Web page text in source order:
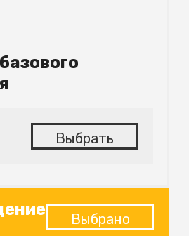
Выбрать
Выбрано